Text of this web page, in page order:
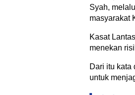
Syah,
masyarakat
Kasat
menekan
Dari itu kata
untuk